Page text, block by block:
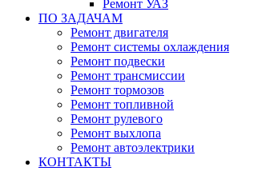
Ремонт УАЗ
ПО ЗАДАЧАМ
Ремонт двигателя
Ремонт системы охлаждения
Ремонт подвески
Ремонт трансмиссии
Ремонт тормозов
Ремонт топливной
Ремонт рулевого
Ремонт выхлопа
Ремонт автоэлектрики
КОНТАКТЫ